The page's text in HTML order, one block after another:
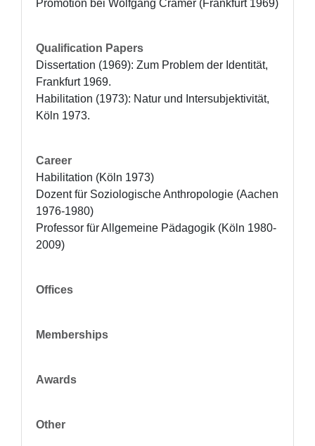
Promotion bei Wolfgang Cramer (Frankfurt 1969)
Qualification Papers
Dissertation (1969): Zum Problem der Identität,
Frankfurt 1969.
Habilitation (1973): Natur und Intersubjektivität,
Köln 1973.
Career
Habilitation (Köln 1973)
Dozent für Soziologische Anthropologie (Aachen
1976-1980)
Professor für Allgemeine Pädagogik (Köln 1980-
2009)
Offices
Memberships
Awards
Other